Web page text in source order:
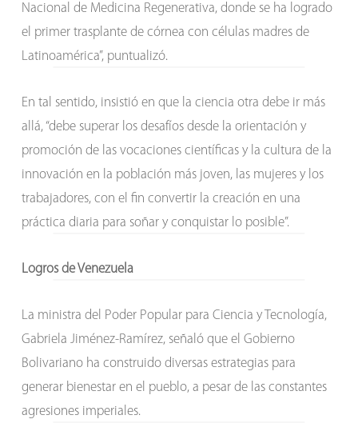
Nacional de Medicina Regenerativa, donde se ha logrado
el primer trasplante de córnea con células madres de
Latinoamérica”, puntualizó.
En tal sentido, insistió en que la ciencia otra debe ir más
allá, “debe superar los desafíos desde la orientación y
promoción de las vocaciones científicas y la cultura de la
innovación en la población más joven, las mujeres y los
trabajadores, con el fin convertir la creación en una
práctica diaria para soñar y conquistar lo posible”.
Logros de Venezuela
La ministra del Poder Popular para Ciencia y Tecnología,
Gabriela Jiménez-Ramírez, señaló que el Gobierno
Bolivariano ha construido diversas estrategias para
generar bienestar en el pueblo, a pesar de las constantes
agresiones imperiales.